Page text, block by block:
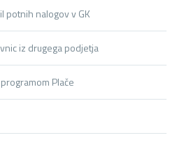
potnih nalogov v GK
iz drugega podjetja
Plače